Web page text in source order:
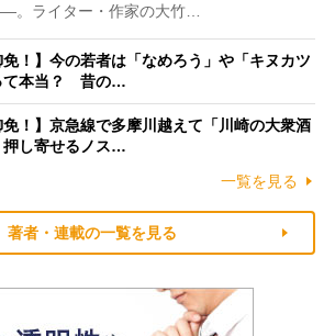
。ライター・作家の大竹…
免！】今の若者は「なめろう」や「キヌカツ
て本当？ 昔の…
免！】京急線で多摩川越えて「川崎の大衆酒
し寄せるノス…
一覧を見る
著者・連載の一覧を見る